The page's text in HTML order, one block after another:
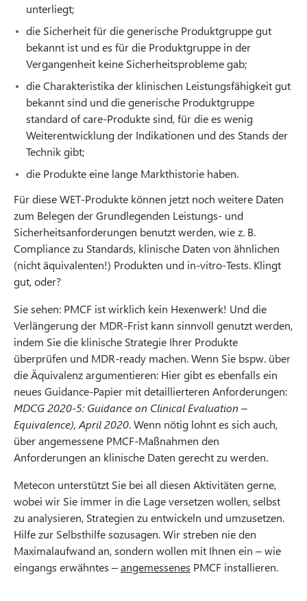
unterliegt;
die Sicherheit für die generische Produktgruppe gut
bekannt ist und es für die Produktgruppe in der
Vergangenheit keine Sicherheitsprobleme gab;
die Charakteristika der klinischen Leistungsfähigkeit gut
bekannt sind und die generische Produktgruppe
standard of care-Produkte sind, für die es wenig
Weiterentwicklung der Indikationen und des Stands der
Technik gibt;
die Produkte eine lange Markthistorie haben.
Für diese WET-Produkte können jetzt noch weitere Daten
zum Belegen der Grundlegenden Leistungs- und
Sicherheitsanforderungen benutzt werden, wie z. B.
Compliance zu Standards, klinische Daten von ähnlichen
(nicht äquivalenten!) Produkten und in-vitro-Tests. Klingt
gut, oder?
Sie sehen: PMCF ist wirklich kein Hexenwerk! Und die
Verlängerung der MDR-Frist kann sinnvoll genutzt werden,
indem Sie die klinische Strategie Ihrer Produkte
überprüfen und MDR-ready machen. Wenn Sie bspw. über
die Äquivalenz argumentieren: Hier gibt es ebenfalls ein
neues Guidance-Papier mit detaillierteren Anforderungen:
MDCG 2020-5: Guidance on Clinical Evaluation –
Equivalence), April 2020. Wenn nötig lohnt es sich auch,
über angemessene PMCF-Maßnahmen den
Anforderungen an klinische Daten gerecht zu werden.
Metecon unterstützt Sie bei all diesen Aktivitäten gerne,
wobei wir Sie immer in die Lage versetzen wollen, selbst
zu analysieren, Strategien zu entwickeln und umzusetzen.
Hilfe zur Selbsthilfe sozusagen. Wir streben nie den
Maximalaufwand an, sondern wollen mit Ihnen ein – wie
eingangs erwähntes –angemessenes PMCF installieren.